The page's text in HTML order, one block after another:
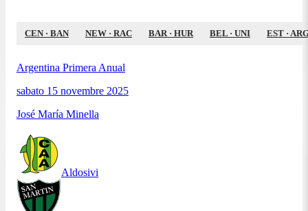
CEN · BAN NEW · RAC BAR· HUR BEL · UNI EST ·
Argentina Primera Anual
sabato 15 novembre 2025
José María Minella
Aldosivi